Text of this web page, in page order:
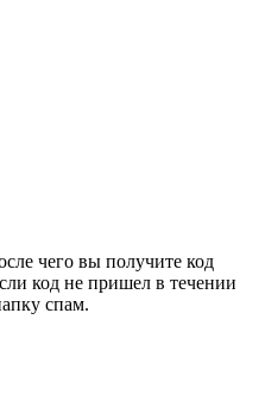
чего вы получите код
код не пришел в течении
спам.